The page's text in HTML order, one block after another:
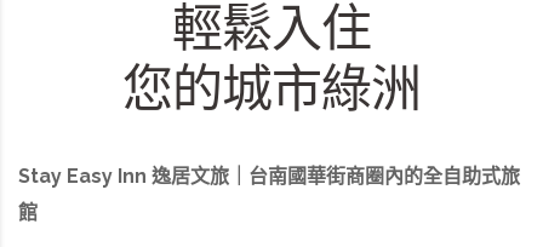
輕鬆入住
您的城市綠洲
Stay Easy Inn 逸居文旅｜台南國華街商圈內的全自助式旅
館